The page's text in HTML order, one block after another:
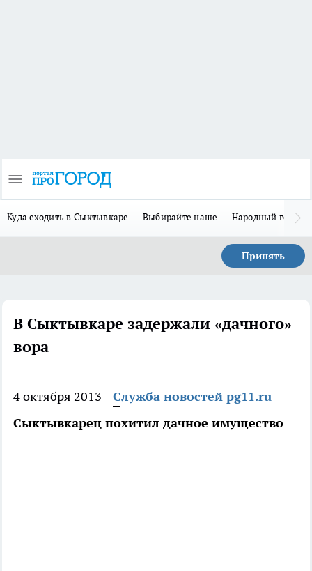
Куда сходить в Сыктывкаре Выбирайте наше Народный герой
Принять
В Сыктывкаре задержали «дачного»
вора
4 октября 2013
Служба новостей pg11.ru
Сыктывкарец похитил дачное имущество